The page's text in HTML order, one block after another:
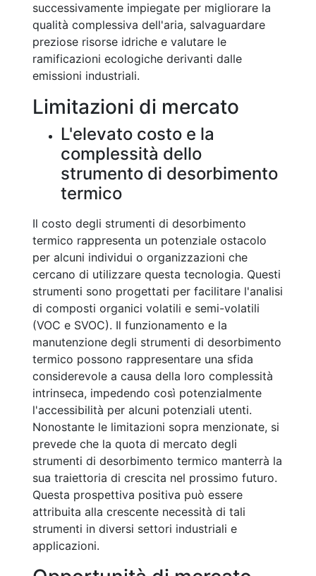
successivamente impiegate per migliorare la
qualità complessiva dell'aria, salvaguardare
preziose risorse idriche e valutare le
ramificazioni ecologiche derivanti dalle
emissioni industriali.
Limitazioni di mercato
L'elevato costo e la
complessità dello
strumento di desorbimento
termico
Il costo degli strumenti di desorbimento
termico rappresenta un potenziale ostacolo
per alcuni individui o organizzazioni che
cercano di utilizzare questa tecnologia. Questi
strumenti sono progettati per facilitare l'analisi
di composti organici volatili e semi-volatili
(VOC e SVOC). Il funzionamento e la
manutenzione degli strumenti di desorbimento
termico possono rappresentare una sfida
considerevole a causa della loro complessità
intrinseca, impedendo così potenzialmente
l'accessibilità per alcuni potenziali utenti.
Nonostante le limitazioni sopra menzionate, si
prevede che la quota di mercato degli
strumenti di desorbimento termico manterrà la
sua traiettoria di crescita nel prossimo futuro.
Questa prospettiva positiva può essere
attribuita alla crescente necessità di tali
strumenti in diversi settori industriali e
applicazioni.